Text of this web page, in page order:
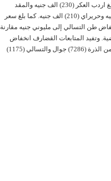
الأسعار ثابتة لبقية انواع الذرة حيث بلغ اردب العكر (230) الف جنيه والمقد
(210) الف جنيه وودباكو (230) الف جنيه وحريراي (210) الف جنيه. كما بلغ سعر
جنيه وانخفاض طن التسالي إلى مليوني جنيه مقارنة
الأيام الماضية. وتفيد المتابعات القضارف انخفاض
الوارد من المحاصيل حيث بلغ الوارد من الذرة (7286) جوال والتسالي (1175)